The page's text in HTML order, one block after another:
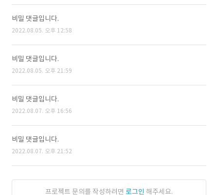
비밀 댓글입니다.
2022.08.05. 오후 12:58
비밀 댓글입니다.
2022.08.05. 오후 21:59
비밀 댓글입니다.
2022.08.07. 오후 16:56
비밀 댓글입니다.
2022.08.07. 오후 21:52
프로젝트 문의를 작성하려면 로그인 해주세요.